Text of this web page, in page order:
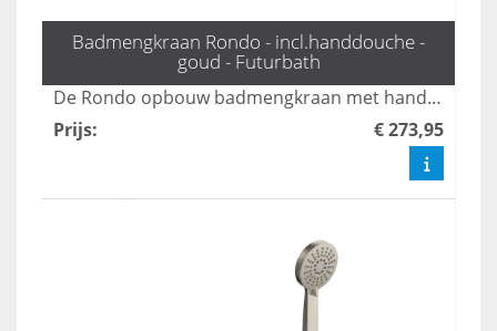
Badmengkraan Rondo - incl.handdouche -
goud - Futurbath
De Rondo opbouw badmengkraan met handdouche in mat goud biedt een stijlvolle en veelzijdige oplossing voor uw badkamer. Met drie standen zorgt deze kraan voor een comfortabele en aangepaste waterstroom, terwijl het luxe ontwerp een moderne uitstraling aan elke ruimte geeft. Geniet van zowel functionaliteit als elegantie met deze hoogwaardige mengkraan.
Prijs: € 273,95